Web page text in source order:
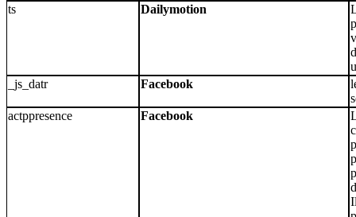
ts
Dailymotion
_js_datr
Facebook
actppresence
Facebook